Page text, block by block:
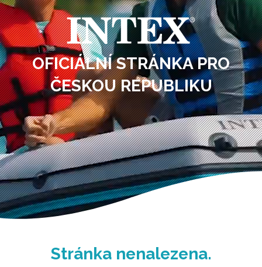
OFICIÁLNÍ STRÁNKA PRO
ČESKOU REPUBLIKU
Stránka nenalezena.